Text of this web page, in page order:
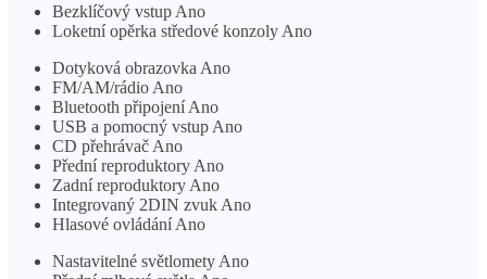
Bezklíčový vstup Ano
Loketní opěrka středové konzoly Ano
Dotyková obrazovka Ano
FM/AM/rádio Ano
Bluetooth připojení Ano
USB a pomocný vstup Ano
CD přehrávač Ano
Přední reproduktory Ano
Zadní reproduktory Ano
Integrovaný 2DIN zvuk Ano
Hlasové ovládání Ano
Nastavitelné světlomety Ano